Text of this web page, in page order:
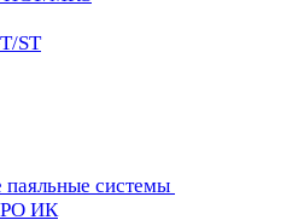
ST
системы
ИК